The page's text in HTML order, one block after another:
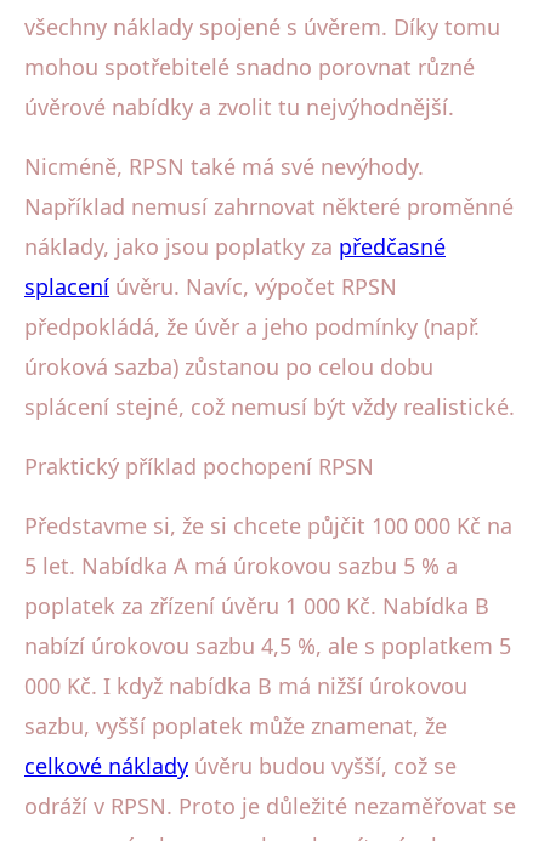
všechny náklady spojené s úvěrem. Díky tomu
mohou spotřebitelé snadno porovnat různé
úvěrové nabídky a zvolit tu nejvýhodnější.
Nicméně, RPSN také má své nevýhody.
Například nemusí zahrnovat některé proměnné
náklady, jako jsou poplatky za předčasné
splacení úvěru. Navíc, výpočet RPSN
předpokládá, že úvěr a jeho podmínky (např.
úroková sazba) zůstanou po celou dobu
splácení stejné, což nemusí být vždy realistické.
Praktický příklad pochopení RPSN
Představme si, že si chcete půjčit 100 000 Kč na
5 let. Nabídka A má úrokovou sazbu 5 % a
poplatek za zřízení úvěru 1 000 Kč. Nabídka B
nabízí úrokovou sazbu 4,5 %, ale s poplatkem 5
000 Kč. I když nabídka B má nižší úrokovou
sazbu, vyšší poplatek může znamenat, že
celkové náklady úvěru budou vyšší, což se
odráží v RPSN. Proto je důležité nezaměřovat se